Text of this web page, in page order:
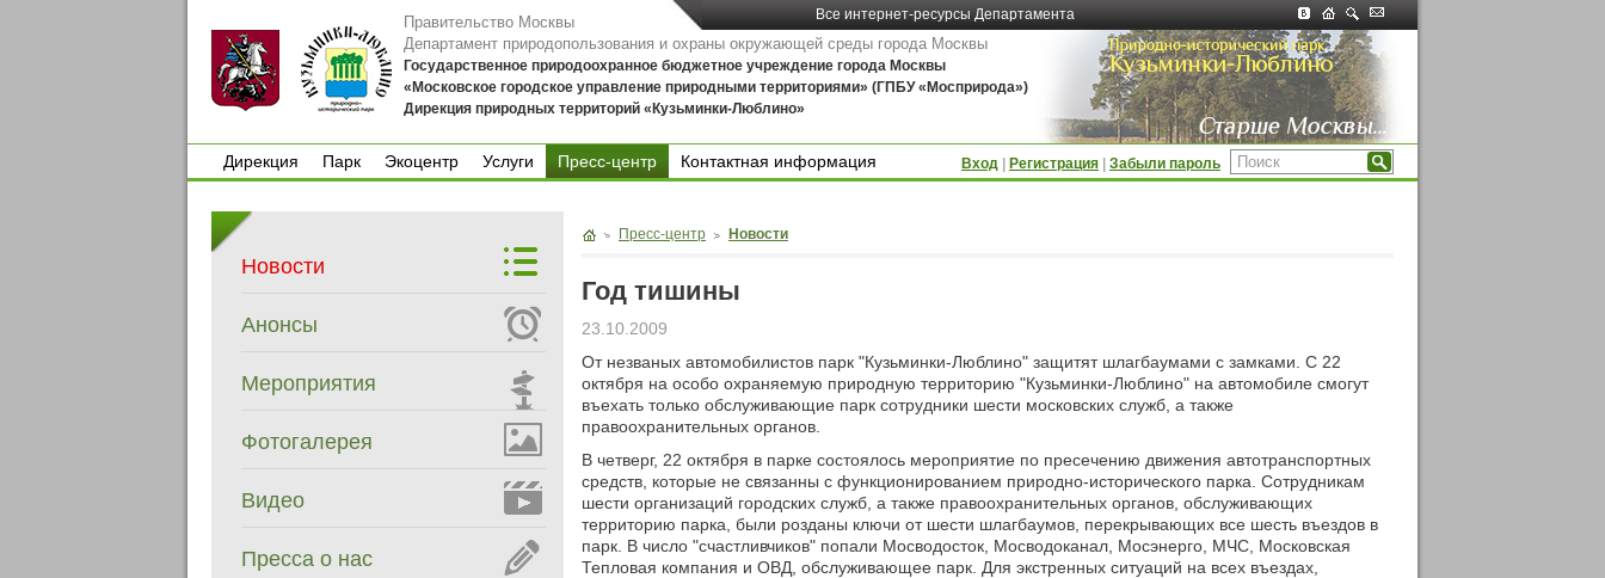
Все интернет-ресурсы Департамента
Правительство Москвы
Департамент природопользования и охраны окружающей среды города Москвы
Государственное природоохранное бюджетное учреждение города Москвы
«Московское городское управление природными территориями» (ГПБУ «Мосприрода»)
Дирекция природных территорий «Кузьминки-Люблино»
Дирекция
Парк
Экоцентр
Услуги
Пресс-центр
Контактная информация
Вход Регистрация Забыли пароль
Новости
Анонсы
Мероприятия
Фотогалерея
Видео
Пресса о нас
Пресс-центр Новости
Год тишины
23.10.2009
От незваных автомобилистов парк "Кузьминки-Люблино" защитят шлагбаумами с замками. С 22
октября на особо охраняемую природную территорию "Кузьминки-Люблино" на автомобиле смогут
въехать только обслуживающие парк сотрудники шести московских служб, а также
правоохранительных органов.
В четверг, 22 октября в парке состоялось мероприятие по пресечению движения автотранспортных
средств, которые не связанны с функционированием природно-исторического парка. Сотрудникам
шести организаций городских служб, а также правоохранительных органов, обслуживающих
территорию парка, были розданы ключи от шести шлагбаумов, перекрывающих все шесть въездов в
парк. В число "счастливчиков" попали Мосводосток, Мосводоканал, Мосэнерго, МЧС, Московская
Тепловая компания и ОВД, обслуживающее парк. Для экстренных ситуаций на всех въездах,